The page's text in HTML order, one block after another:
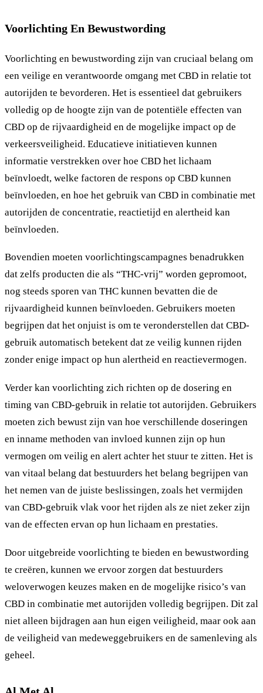
Voorlichting En Bewustwording
Voorlichting en bewustwording zijn van cruciaal belang om
een veilige en verantwoorde omgang met CBD in relatie tot
autorijden te bevorderen. Het is essentieel dat gebruikers
volledig op de hoogte zijn van de potentiële effecten van
CBD op de rijvaardigheid en de mogelijke impact op de
verkeersveiligheid. Educatieve initiatieven kunnen
informatie verstrekken over hoe CBD het lichaam
beïnvloedt, welke factoren de respons op CBD kunnen
beïnvloeden, en hoe het gebruik van CBD in combinatie met
autorijden de concentratie, reactietijd en alertheid kan
beïnvloeden.
Bovendien moeten voorlichtingscampagnes benadrukken
dat zelfs producten die als “THC-vrij” worden gepromoot,
nog steeds sporen van THC kunnen bevatten die de
rijvaardigheid kunnen beïnvloeden. Gebruikers moeten
begrijpen dat het onjuist is om te veronderstellen dat CBD-
gebruik automatisch betekent dat ze veilig kunnen rijden
zonder enige impact op hun alertheid en reactievermogen.
Verder kan voorlichting zich richten op de dosering en
timing van CBD-gebruik in relatie tot autorijden. Gebruikers
moeten zich bewust zijn van hoe verschillende doseringen
en inname methoden van invloed kunnen zijn op hun
vermogen om veilig en alert achter het stuur te zitten. Het is
van vitaal belang dat bestuurders het belang begrijpen van
het nemen van de juiste beslissingen, zoals het vermijden
van CBD-gebruik vlak voor het rijden als ze niet zeker zijn
van de effecten ervan op hun lichaam en prestaties.
Door uitgebreide voorlichting te bieden en bewustwording
te creëren, kunnen we ervoor zorgen dat bestuurders
weloverwogen keuzes maken en de mogelijke risico’s van
CBD in combinatie met autorijden volledig begrijpen. Dit zal
niet alleen bijdragen aan hun eigen veiligheid, maar ook aan
de veiligheid van medeweggebruikers en de samenleving als
geheel.